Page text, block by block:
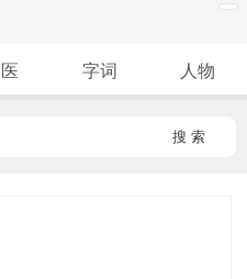
字词 人物
搜 索